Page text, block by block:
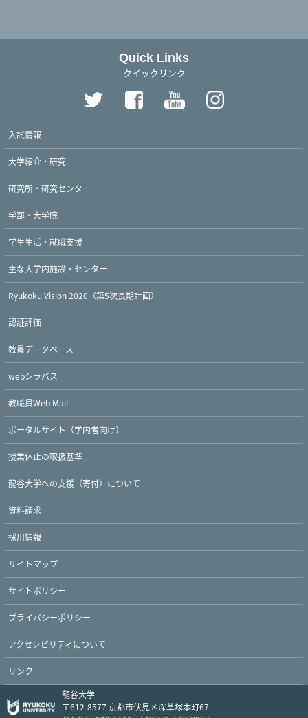
Quick Links
クイックリンク
Twitter FacebookYouTube
入試情報
大学紹介・研究
研究所・研究センター
学部・大学院
学生生活・就職支援
主な大学内施設・センター
Ryukoku Vision 2020（第5次長期計画）
認証評価
教員データベース
webシラバス
教職員Web Mail
ポータルサイト（学内者向け）
授業休止の取扱基準
龍谷大学への支援（寄付）について
資料請求
採用情報
サイトマップ
サイトポリシー
プライバシーポリシー
アクセシビリティについて
リンク
龍谷大学
〒612-8577 京都市伏見区深草塚本町67